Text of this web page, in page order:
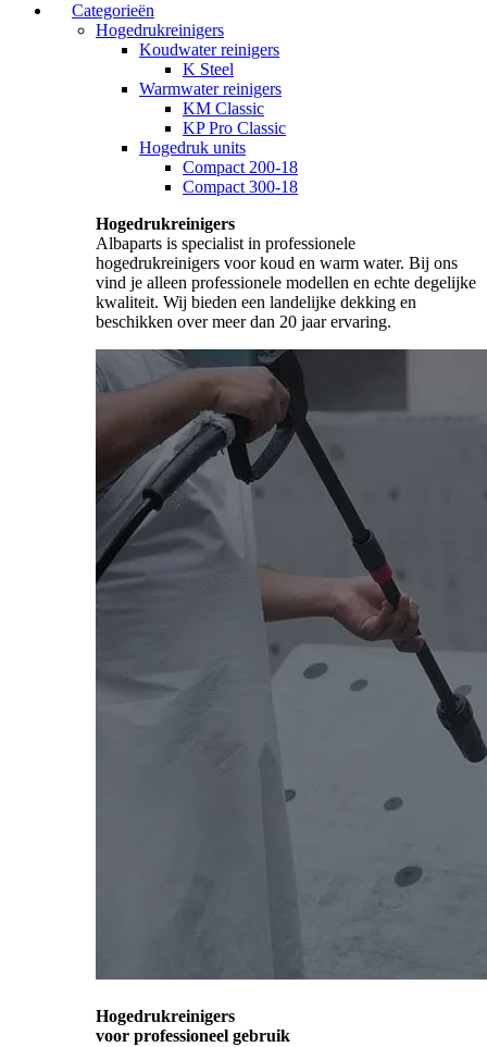
Categorieën
Hogedrukreinigers
Koudwater reinigers
K Steel
Warmwater reinigers
KM Classic
KP Pro Classic
Hogedruk units
Compact 200-18
Compact 300-18
Hogedrukreinigers
Albaparts is specialist in professionele
hogedrukreinigers voor koud en warm water. Bij ons
vind je alleen professionele modellen en echte degelijke
kwaliteit. Wij bieden een landelijke dekking en
beschikken over meer dan 20 jaar ervaring.
Hogedrukreinigers
voor professioneel gebruik